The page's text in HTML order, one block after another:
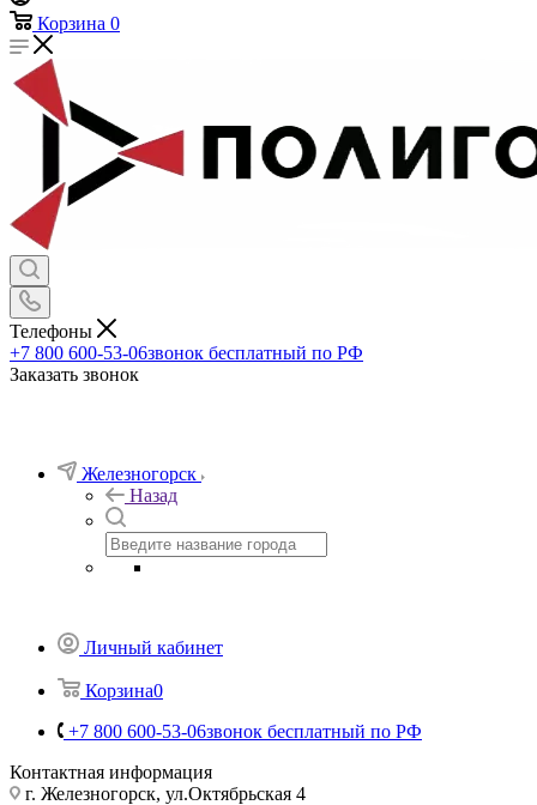
Корзина 0
Телефоны
+7 800 600-53-06звонок бесплатный по РФ
Заказать звонок
Железногорск
Назад
Личный кабинет
Корзина0
+7 800 600-53-06звонок бесплатный по РФ
Контактная информация
г. Железногорск, ул.Октябрьская 4